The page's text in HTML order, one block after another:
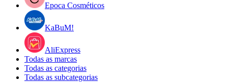
Epoca Cosméticos
KaBuM!
AliExpress
Todas as marcas
Todas as categorias
Todas as subcategorias